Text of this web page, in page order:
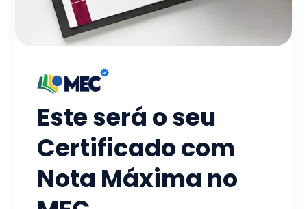
Este será o seu
Certificado com
Nota Máxima no